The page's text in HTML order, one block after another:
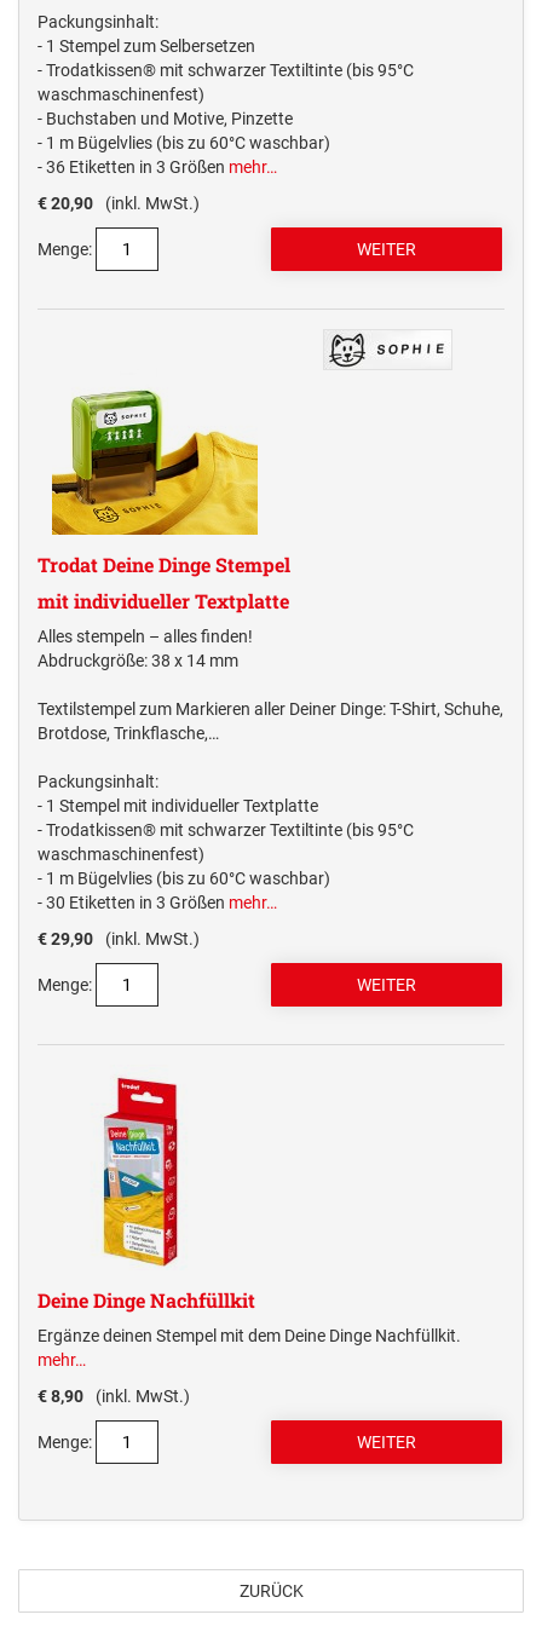
Packungsinhalt:
- 1 Stempel zum Selbersetzen
- Trodatkissen® mit schwarzer Textiltinte (bis 95°C
waschmaschinenfest)
- Buchstaben und Motive, Pinzette
- 1 m Bügelvlies (bis zu 60°C waschbar)
- 36 Etiketten in 3 Größen mehr…
€ 20,90
(inkl. MwSt.)
Menge:
Trodat Deine Dinge Stempel
mit individueller Textplatte
Alles stempeln – alles finden!
Abdruckgröße: 38 x 14 mm
Textilstempel zum Markieren aller Deiner Dinge: T-Shirt, Schuhe,
Brotdose, Trinkflasche,…
Packungsinhalt:
- 1 Stempel mit individueller Textplatte
- Trodatkissen® mit schwarzer Textiltinte (bis 95°C
waschmaschinenfest)
- 1 m Bügelvlies (bis zu 60°C waschbar)
- 30 Etiketten in 3 Größen mehr…
€ 29,90
(inkl. MwSt.)
Menge:
Deine Dinge Nachfüllkit
Ergänze deinen Stempel mit dem Deine Dinge Nachfüllkit.
mehr…
€ 8,90
(inkl. MwSt.)
Menge:
ZURÜCK